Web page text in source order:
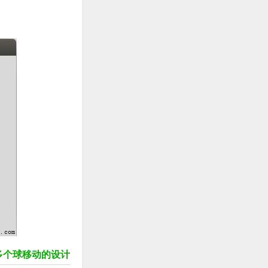
球移动的设计